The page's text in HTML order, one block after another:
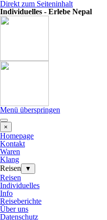
Direkt zum Seiteninhalt
Individuelles - Erlebe Nepal
Menü überspringen
×
Homepage
Kontakt
Waren
Klang
Reisen
▼
Reisen
Individuelles
Info
Reiseberichte
Über uns
Datenschutz